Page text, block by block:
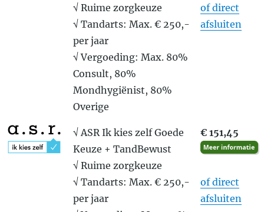
√ Ruime zorgkeuze
√ Tandarts: Max. € 250,-
per jaar
√ Vergoeding: Max. 80%
Consult, 80%
Mondhygiënist, 80%
Overige
of direct
afsluiten
√ ASR Ik kies zelf Goede
Keuze + TandBewust
√ Ruime zorgkeuze
√ Tandarts: Max. € 250,-
per jaar
€ 151,45
of direct
afsluiten